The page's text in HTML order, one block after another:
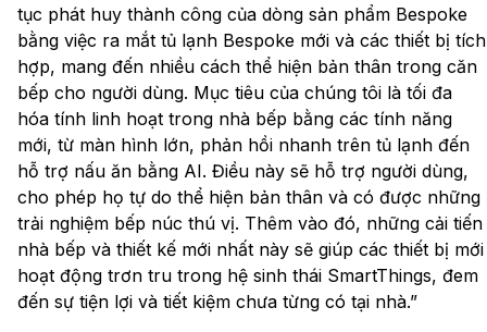
tục phát huy thành công của dòng sản phẩm Bespoke
bằng việc ra mắt tủ lạnh Bespoke mới và các thiết bị tích
hợp, mang đến nhiều cách thể hiện bản thân trong căn
bếp cho người dùng. Mục tiêu của chúng tôi là tối đa
hóa tính linh hoạt trong nhà bếp bằng các tính năng
mới, từ màn hình lớn, phản hồi nhanh trên tủ lạnh đến
hỗ trợ nấu ăn bằng AI. Điều này sẽ hỗ trợ người dùng,
cho phép họ tự do thể hiện bản thân và có được những
trải nghiệm bếp núc thú vị. Thêm vào đó, những cải tiến
nhà bếp và thiết kế mới nhất này sẽ giúp các thiết bị mới
hoạt động trơn tru trong hệ sinh thái SmartThings, đem
đến sự tiện lợi và tiết kiệm chưa từng có tại nhà.”